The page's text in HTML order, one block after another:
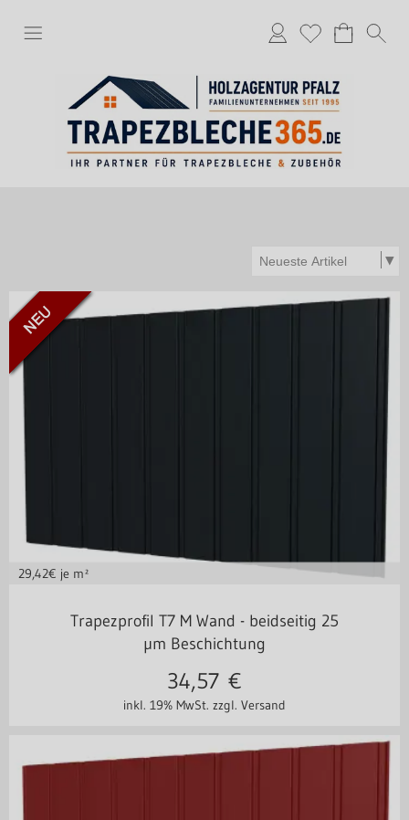
29,42€ je m²
Trapezprofil T7 M Wand - beidseitig 25
µm Beschichtung
inkl. 19% MwSt. zzgl. Versand
34,57 €